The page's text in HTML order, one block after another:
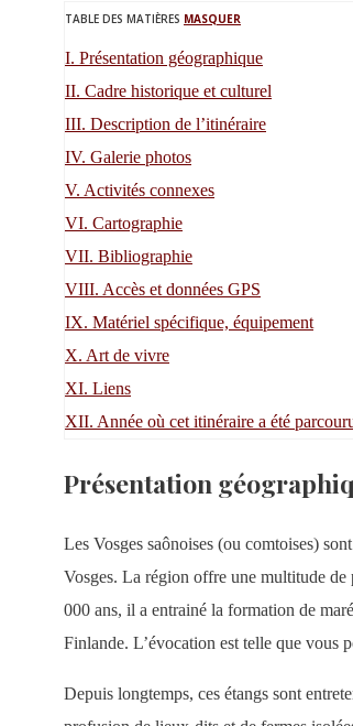
TABLE DES MATIÈRES MASQUER
I. Présentation géographique
II. Cadre historique et culturel
III. Description de l’itinéraire
IV. Galerie photos
V. Activités connexes
VI. Cartographie
VII. Bibliographie
VIII. Accès et données GPS
IX. Matériel spécifique, équipement
X. Art de vivre
XI. Liens
XII. Année où cet itinéraire a été
Présentation
Les Vosges saônoises (ou comtoises)
Vosges. La région offre une multitude de
000 ans, il a entrainé la formation de
Finlande. L’évocation est telle que vous
Depuis longtemps, ces étangs sont